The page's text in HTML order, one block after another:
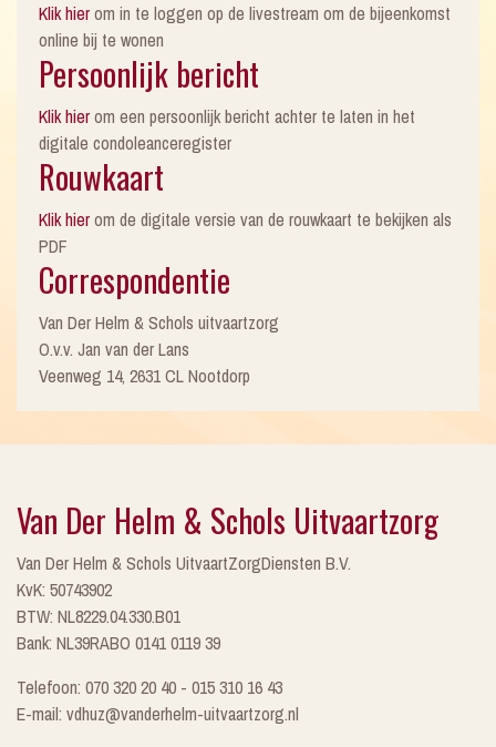
Klik hierom in te loggen op de livestream om de bijeenkomst
online bij te wonen
Persoonlijk bericht
Klik hierom een persoonlijk bericht achter te laten in het
digitale condoleanceregister
Rouwkaart
Klik hierom de digitale versie van de rouwkaart te bekijken als
PDF
Correspondentie
Van Der Helm & Schols uitvaartzorg
O.v.v. Jan van der Lans
Veenweg 14, 2631 CL Nootdorp
Van Der Helm & Schols Uitvaartzorg
Van Der Helm & Schols UitvaartZorgDiensten B.V.
KvK: 50743902
BTW: NL8229.04.330.B01
Bank: NL39RABO 0141 0119 39
Telefoon: 070 320 20 40 - 015 310 16 43
E-mail: vdhuz@vanderhelm-uitvaartzorg.nl